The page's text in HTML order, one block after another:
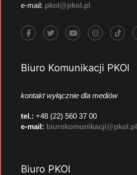
e-mail: pkol@pkol.pl
Biuro Komunikacji PKOl
kontakt wyłącznie dla mediów
tel.: +48 (22) 560 37 00
e-mail: biurokomunikacji@pkol.pl
Biuro PKOl